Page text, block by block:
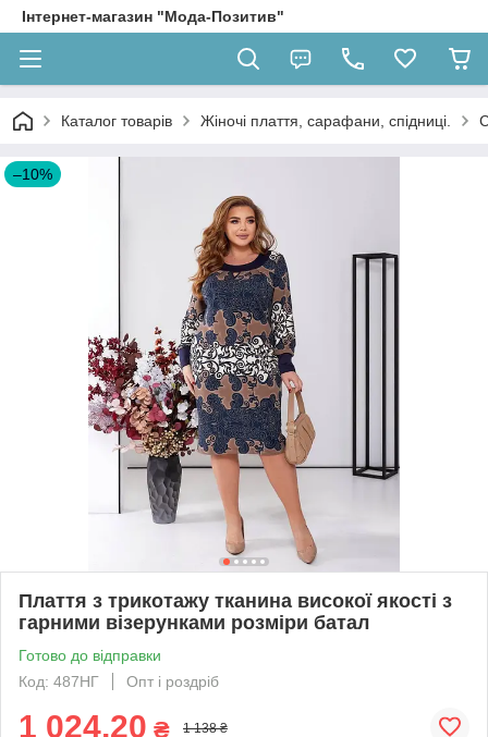
Інтернет-магазин "Мода-Позитив"
Каталог товарів Жіночі плаття, сарафани, спідниці.
–10%
Плаття з трикотажу тканина високої якості з
гарними візерунками розміри батал
Готово до відправки
Код: 487НГ
Опт і роздріб
1 024,20 ₴ 1 138 ₴